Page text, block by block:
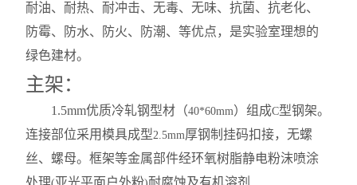
耐油、耐热、耐冲击、无毒、无味、抗菌、抗老化、
防霉、防水、防火、防潮、等优点，是实验室理想的
绿色建材。
主架：
1.5mm优质冷轧钢型材（40*60mm）组成C型钢架。
连接部位采用模具成型2.5mm厚钢制挂码扣接，无螺
丝、螺母。框架等金属部件经环氧树脂静电粉沫喷涂
处理 亚光平面户外粉 耐腐蚀及有机溶剂